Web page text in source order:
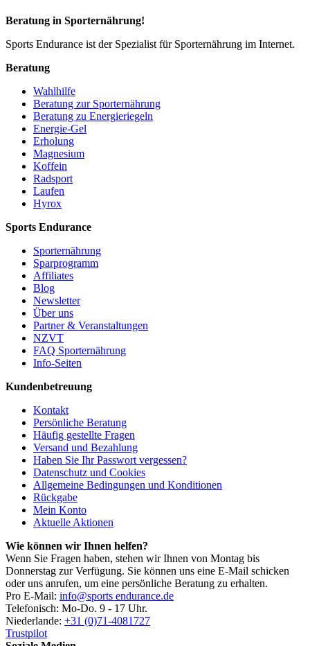
Beratung in Sporternährung!
Sports Endurance ist der Spezialist für Sporternährung im Internet.
Beratung
Wahlhilfe
Beratung zur Sporternährung
Beratung zu Energieriegeln
Energie-Gel
Erholung
Magnesium
Koffein
Radsport
Laufen
Hyrox
Sports Endurance
Sporternährung
Sparprogramm
Affiliates
Blog
Newsletter
Über uns
Partner & Veranstaltungen
NZVT
FAQ Sporternährung
Info-Seiten
Kundenbetreuung
Kontakt
Persönliche Beratung
Häufig gestellte Fragen
Versand und Bezahlung
Haben Sie Ihr Passwort vergessen?
Datenschutz und Cookies
Allgemeine Bedingungen und Konditionen
Rückgabe
Mein Konto
Aktuelle Aktionen
Wie können wir Ihnen helfen?
Wenn Sie Fragen haben, stehen wir Ihnen von Montag bis
Donnerstag zur Verfügung. Sie können uns eine E-Mail schicken
oder uns anrufen, um eine persönliche Beratung zu erhalten.
Pro E-Mail: info@sports endurance.de
Telefonisch: Mo-Do. 9 - 17 Uhr.
Niederlande: +31 (0)71-4081727
Trustpilot